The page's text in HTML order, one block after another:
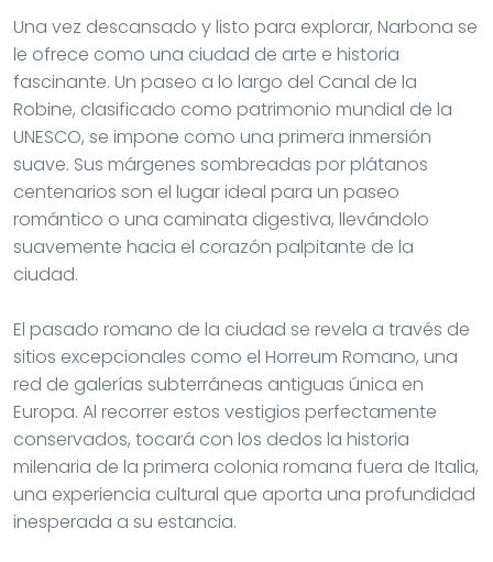
Una vez descansado y listo para explorar, Narbona se
le ofrece como una ciudad de arte e historia
fascinante. Un paseo a lo largo del Canal de la
Robine, clasificado como patrimonio mundial de la
UNESCO, se impone como una primera inmersión
suave. Sus márgenes sombreadas por plátanos
centenarios son el lugar ideal para un paseo
romántico o una caminata digestiva, llevándolo
suavemente hacia el corazón palpitante de la
ciudad.
El pasado romano de la ciudad se revela a través de
sitios excepcionales como el Horreum Romano, una
red de galerías subterráneas antiguas única en
Europa. Al recorrer estos vestigios perfectamente
conservados, tocará con los dedos la historia
milenaria de la primera colonia romana fuera de Italia,
una experiencia cultural que aporta una profundidad
inesperada a su estancia.